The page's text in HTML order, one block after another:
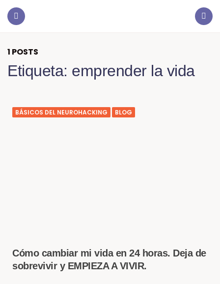
1 POSTS
Etiqueta: emprender la vida
BÁSICOS DEL NEUROHACKING BLOG
Cómo cambiar mi vida en 24 horas. Deja de
sobrevivir y EMPIEZA A VIVIR.